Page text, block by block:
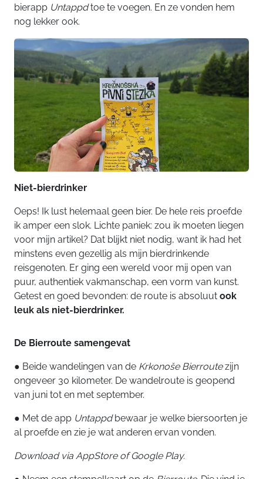
bierapp Untappdtoe te voegen. En ze vonden hem
nog lekker ook.
Niet-bierdrinker
Oeps! Ik lust helemaal geen bier. De hele reis proefde
ik amper een slok. Lichte paniek: zou ik moeten liegen
voor mijn artikel? Dat blijkt niet nodig, want ik had het
minstens even gezellig als mijn bierdrinkende
reisgenoten. Er ging een wereld voor mij open van
puur, authentiek vakmanschap, een vorm van kunst.
Getest en goed bevonden: de route is absoluut ook
leuk als niet-bierdrinker.
De Bierroute samengevat
● Beide wandelingen van de Krkonoše Bierroutezijn
ongeveer 30 kilometer. De wandelroute is geopend
van juni tot en met september.
● Met de app Untappdbewaar je welke biersoorten je
al proefde en zie je wat anderen ervan vonden.
Download via AppStore of Google Play.